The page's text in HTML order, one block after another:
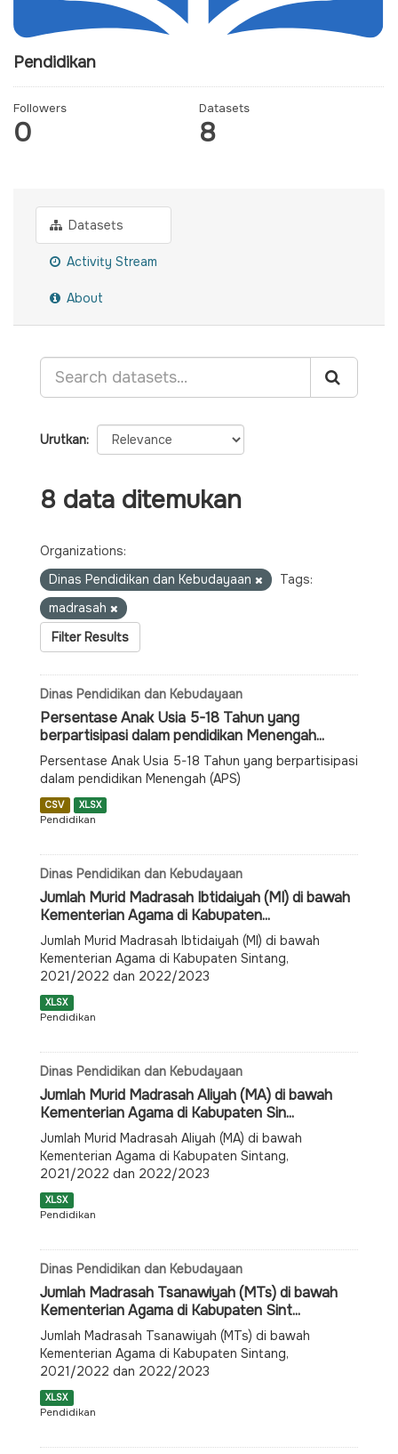
Pendidikan
Followers
0
Datasets
8
Datasets
Activity Stream
About
Urutkan
8 data ditemukan
Organizations:
Dinas Pendidikan dan Kebudayaan
Tags:
madrasah
Filter Results
Dinas Pendidikan dan Kebudayaan
Persentase Anak Usia 5-18 Tahun yang
berpartisipasi dalam pendidikan Menengah...
Persentase Anak Usia 5-18 Tahun yang berpartisipasi
dalam pendidikan Menengah (APS)
CSV XLSX
Pendidikan
Dinas Pendidikan dan Kebudayaan
Jumlah Murid Madrasah Ibtidaiyah (MI) di bawah
Kementerian Agama di Kabupaten...
Jumlah Murid Madrasah Ibtidaiyah (MI) di bawah
Kementerian Agama di Kabupaten Sintang,
2021/2022 dan 2022/2023
XLSX
Pendidikan
Dinas Pendidikan dan Kebudayaan
Jumlah Murid Madrasah Aliyah (MA) di bawah
Kementerian Agama di Kabupaten Sin...
Jumlah Murid Madrasah Aliyah (MA) di bawah
Kementerian Agama di Kabupaten Sintang,
2021/2022 dan 2022/2023
XLSX
Pendidikan
Dinas Pendidikan dan Kebudayaan
Jumlah Madrasah Tsanawiyah (MTs) di bawah
Kementerian Agama di Kabupaten Sint...
Jumlah Madrasah Tsanawiyah (MTs) di bawah
Kementerian Agama di Kabupaten Sintang,
2021/2022 dan 2022/2023
XLSX
Pendidikan